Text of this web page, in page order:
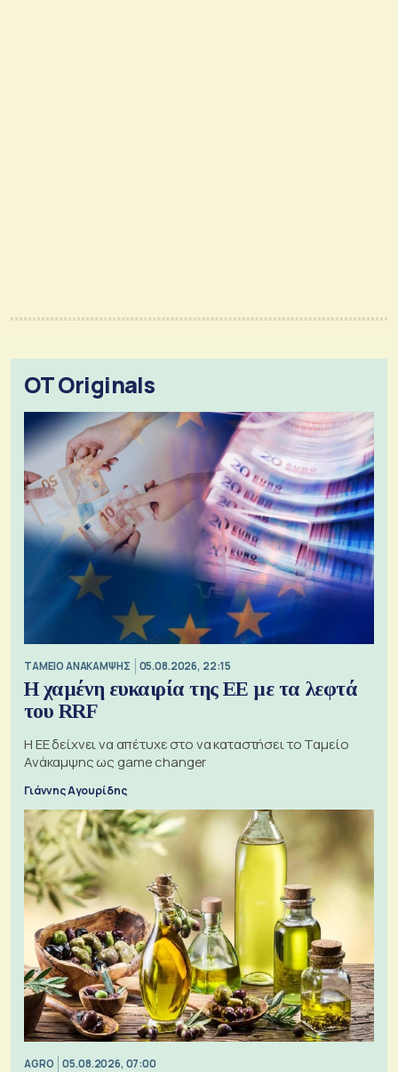
OT Originals
ΤΑΜΕΙΟ ΑΝΑΚΑΜΨΗΣ 05.08.2026, 22:15
Η χαμένη ευκαιρία της ΕΕ με τα λεφτά
του RRF
Η ΕΕ δείχνει να απέτυχε στο να καταστήσει το Ταμείο
Ανάκαμψης ως game changer
Γιάννης Αγουρίδης
AGRO 05.08.2026, 07:00